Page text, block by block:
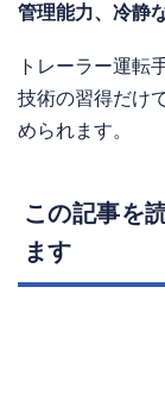
管理能力、冷静
トレーラー運転
技術の習得だけ
められます。
この記事を
ます